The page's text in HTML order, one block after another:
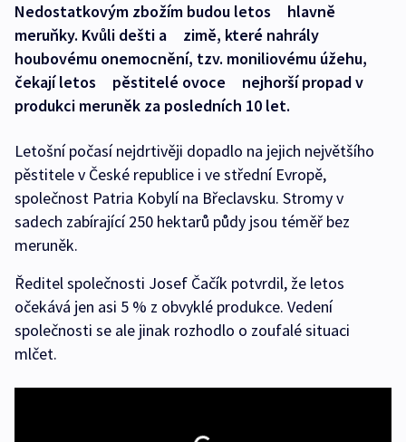
Nedostatkovým zbožím budou letos hlavně
meruňky. Kvůli dešti a zimě, které nahrály
houbovému onemocnění, tzv. moniliovému úžehu,
čekají letos pěstitelé ovoce nejhorší propad v
produkci meruněk za posledních 10 let.
Letošní počasí nejdrtivěji dopadlo na jejich největšího
pěstitele v České republice i ve střední Evropě,
společnost Patria Kobylí na Břeclavsku. Stromy v
sadech zabírající 250 hektarů půdy jsou téměř bez
meruněk.
Ředitel společnosti Josef Čačík potvrdil, že letos
očekává jen asi 5 % z obvyklé produkce. Vedení
společnosti se ale jinak rozhodlo o zoufalé situaci
mlčet.